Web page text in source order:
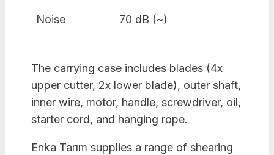
Noise 70 dB (~)
The carrying case includes blades (4x
upper cutter, 2x lower blade), outer shaft,
inner wire, motor, handle, screwdriver, oil,
starter cord, and hanging rope.
Enka Tarım supplies a range of shearing